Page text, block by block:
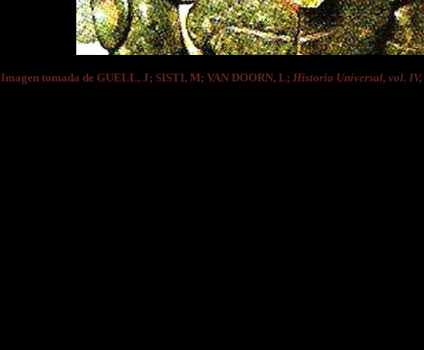
Imagen tomada de GUELL, J; SISTI, M; VAN DOORN, L; Historia Universal, vol. IV,